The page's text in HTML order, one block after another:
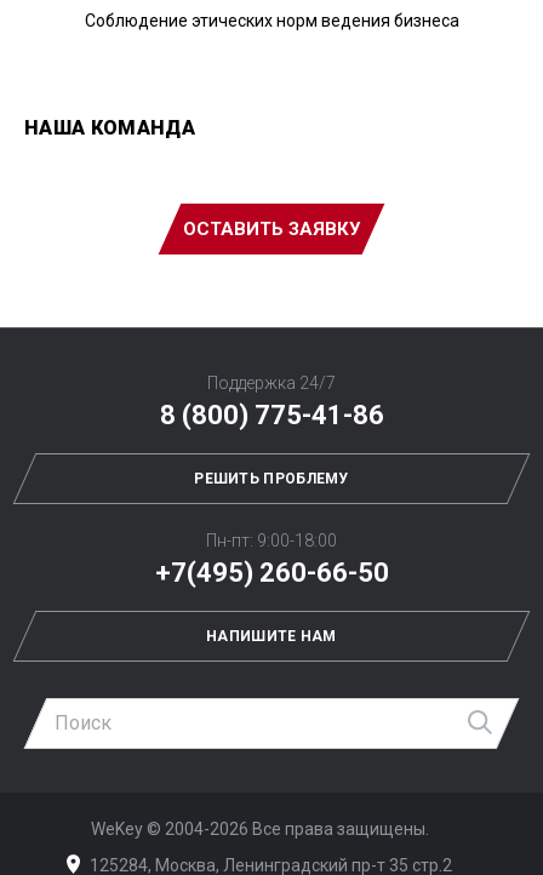
Соблюдение этических норм ведения бизнеса
НАША КОМАНДА
ОСТАВИТЬ ЗАЯВКУ
Поддержка 24/7
8 (800) 775-41-86
РЕШИТЬ ПРОБЛЕМУ
Пн-пт: 9:00-18:00
+7(495) 260-66-50
НАПИШИТЕ НАМ
WeKey © 2004-2026 Все права защищены.
125284, Москва, Ленинградский пр-т 35 стр.2